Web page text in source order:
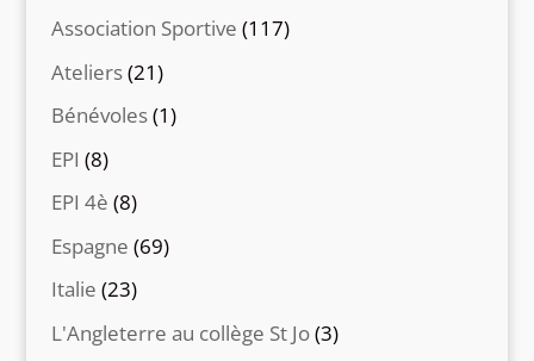
Association Sportive (117)
Ateliers(21)
Bénévoles(1)
EPI (8)
EPI 4è (8)
Espagne (69)
Italie (23)
L'Angleterre au collège St Jo(3)